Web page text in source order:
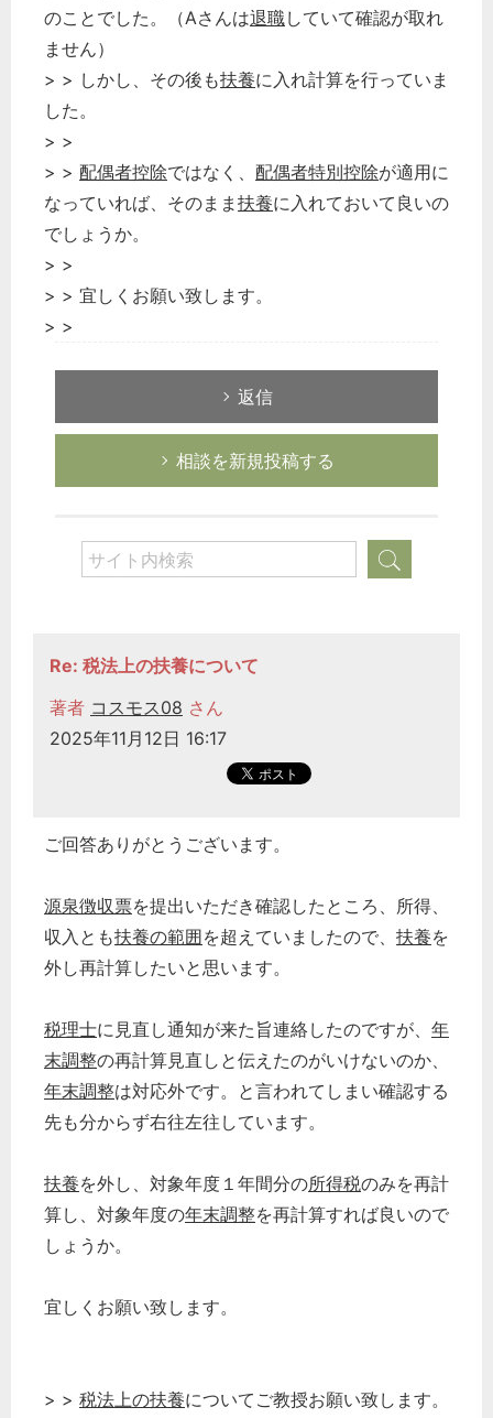
のことでした。（Aさんは退職していて確認が取れ
ません）
> > しかし、その後も扶養に入れ計算を行っていま
した。
> >
> > 配偶者控除ではなく、 配偶者特別控除が適用に
なっていれば、そのまま 扶養に入れておいて良いの
でしょうか。
> >
> > 宜しくお願い致します。
> >
返信
相談を新規投稿する
Re: 税法上の扶養について
著者 コスモス08 さん
2025年11月12日 16:17
ご回答ありがとうございます。
源泉徴収票を提出いただき確認したところ、所得、
収入とも扶養の範囲を超えていましたので、 扶養を
外し再計算したいと思います。
税理士に見直し通知が来た旨連絡したのですが、 年
末調整の再計算見直しと伝えたのがいけないのか、
年末調整は対応外です。と言われてしまい確認する
先も分からず右往左往しています。
扶養を外し、対象年度１年間分の所得税のみを再計
算し、対象年度の年末調整を再計算すれば良いので
しょうか。
宜しくお願い致します。
> > 税法上の扶養についてご教授お願い致します。